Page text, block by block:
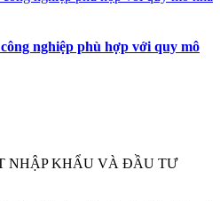
nghiệp phù hợp với quy mô
NHẬP KHẨU VÀ ĐẦU TƯ